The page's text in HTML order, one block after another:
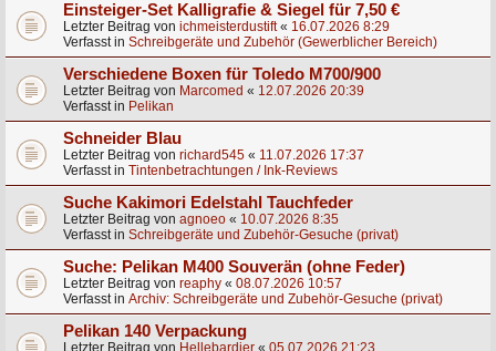
Einsteiger-Set Kalligrafie & Siegel für 7,50 €
Letzter Beitrag von ichmeisterdustift« 16.07.2026 8:29
Verfasst in Schreibgeräte und Zubehör (Gewerblicher Bereich)
Verschiedene Boxen für Toledo M700/900
Letzter Beitrag von Marcomed « 12.07.2026 20:39
Verfasst in Pelikan
Schneider Blau
Letzter Beitrag von richard545 « 11.07.2026 17:37
Verfasst in Tintenbetrachtungen / Ink-Reviews
Suche Kakimori Edelstahl Tauchfeder
Letzter Beitrag von agnoeo « 10.07.2026 8:35
Verfasst in Schreibgeräte und Zubehör-Gesuche (privat)
Suche: Pelikan M400 Souverän (ohne Feder)
Letzter Beitrag von reaphy « 08.07.2026 10:57
Verfasst in Archiv: Schreibgeräte und Zubehör-Gesuche (privat)
Pelikan 140 Verpackung